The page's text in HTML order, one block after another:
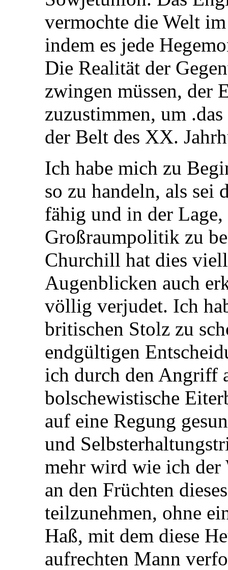
vermochte die Welt
indem es jede
Die Realität der
zwingen müssen, der
zuzustimmen, um
der Belt des XX.
Ich habe mich zu
so zu handeln, als sei
fähig und in der Lage,
Großraumpolitik zu
Churchill hat dies
Augenblicken auch
völlig verjudet. Ich
britischen Stolz zu
endgültigen
ich durch den Angriff
bolschewistische
auf eine Regung
und
mehr wird wie ich der
an den Früchten
teilzunehmen, ohne
Haß, mit dem diese
aufrechten Mann